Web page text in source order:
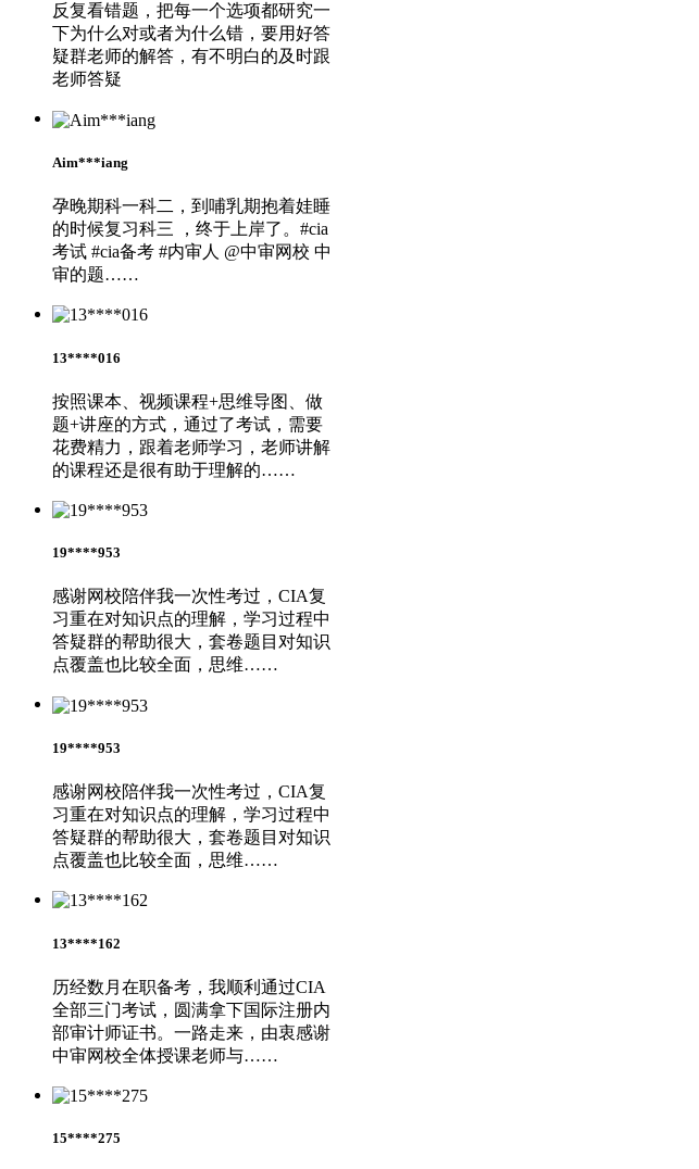
反复看错题，把每一个选项都研究一
下为什么对或者为什么错，要用好答
疑群老师的解答，有不明白的及时跟
老师答疑
Aim***iang
孕晚期科一科二，到哺乳期抱着娃睡
的时候复习科三 ，终于上岸了。#cia
考试 #cia备考 #内审人 @中审网校 中
审的题……
13****016
按照课本、视频课程+思维导图、做
题+讲座的方式，通过了考试，需要
花费精力，跟着老师学习，老师讲解
的课程还是很有助于理解的……
19****953
感谢网校陪伴我一次性考过，CIA复
习重在对知识点的理解，学习过程中
答疑群的帮助很大，套卷题目对知识
点覆盖也比较全面，思维……
19****953
感谢网校陪伴我一次性考过，CIA复
习重在对知识点的理解，学习过程中
答疑群的帮助很大，套卷题目对知识
点覆盖也比较全面，思维……
13****162
历经数月在职备考，我顺利通过CIA
全部三门考试，圆满拿下国际注册内
部审计师证书。一路走来，由衷感谢
中审网校全体授课老师与……
15****275